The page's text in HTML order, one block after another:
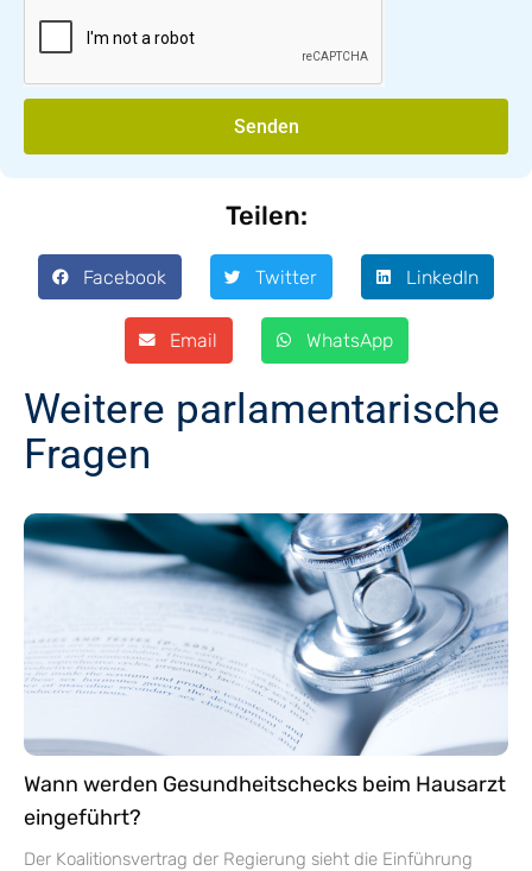
Senden
Teilen:
Facebook Twitter LinkedIn
Email WhatsApp
Weitere parlamentarische
Fragen
Wann werden Gesundheitschecks beim Hausarzt
eingeführt?
Der Koalitionsvertrag der Regierung sieht die Einführung